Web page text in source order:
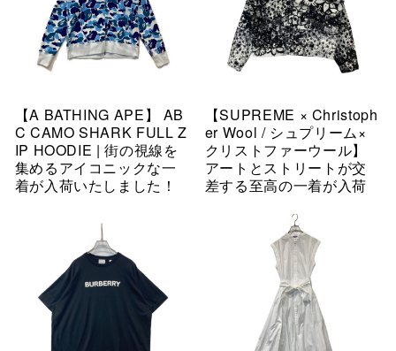
【A BATHING APE】 AB
C CAMO SHARK FULL Z
IP HOODIE | 街の視線を
集めるアイコニックな一
着が入荷いたしました！
【SUPREME × Christoph
er Wool / シュプリーム×
クリストファーウール】
アートとストリートが交
差する至高の一着が入荷